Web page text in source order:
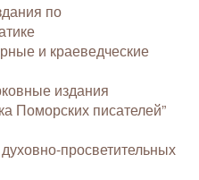
по
и краеведческие
издания
Поморских писателей”
просветительных